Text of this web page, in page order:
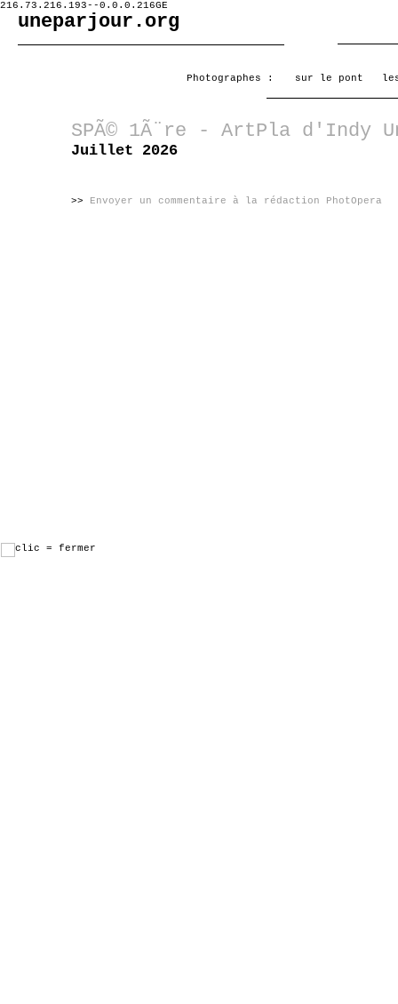
216.73.216.193--0.0.0.216GE
uneparjour.org
Photographes : sur le pont
SPÃ© 1Ã¨re - ArtPla d'Indy
Juillet 2026
>> Envoyer un commentaire à la rédaction PhotOpera